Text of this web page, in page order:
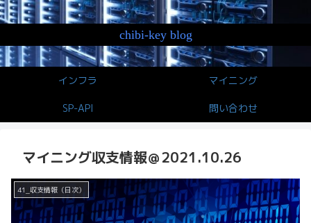
chibi-key blog
インフラ マイニング
SP-API 問い合わせ
マイニング収支情報＠2021.10.26
41_収支情報（日次）